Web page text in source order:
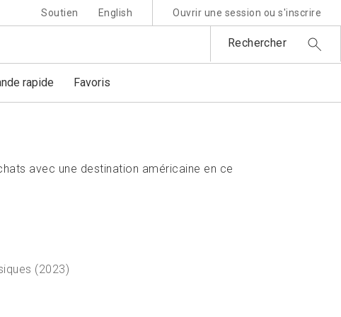
Soutien English Ouvrir une session ou s'inscrire
Rechercher
rapide Favoris
avec une destination américaine en ce
(2023)